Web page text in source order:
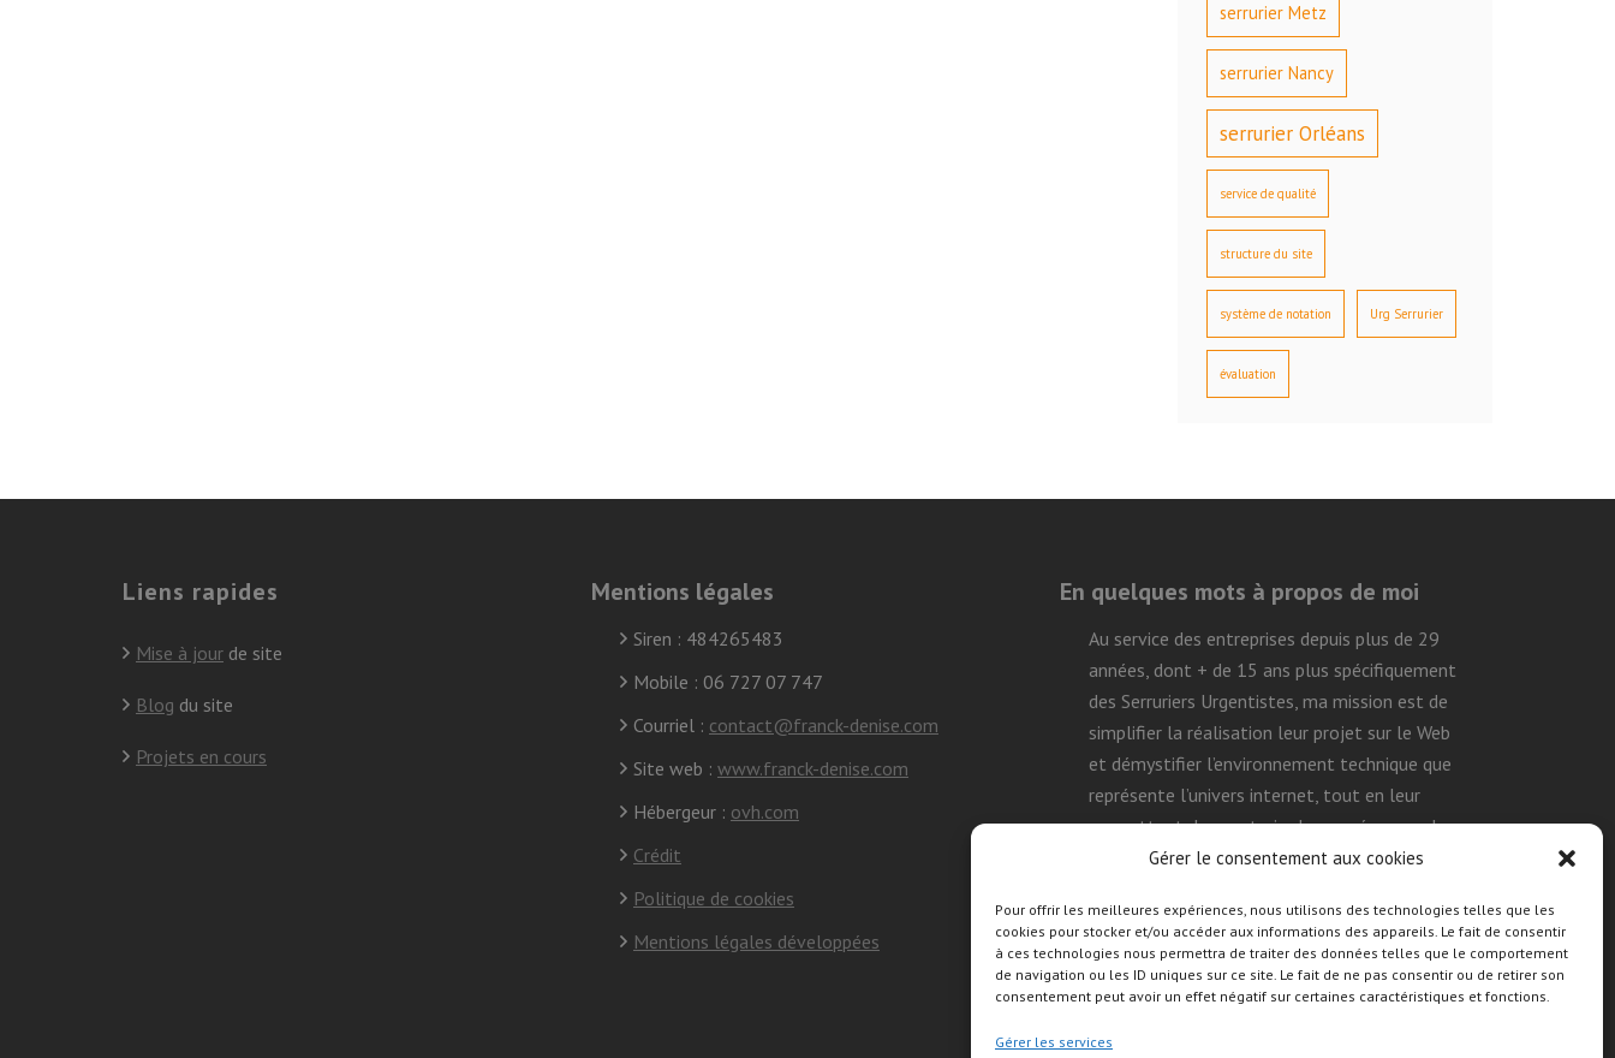
Gérer le consentement aux cookies
Pour offrir les meilleures expériences, nous utilisons des technologies telles que les
cookies pour stocker et/ou accéder aux informations des appareils. Le fait de consentir
à ces technologies nous permettra de traiter des données telles que le comportement
de navigation ou les ID uniques sur ce site. Le fait de ne pas consentir ou de retirer son
consentement peut avoir un effet négatif sur certaines caractéristiques et fonctions.
Gérer les services
serrurier Metz
serrurier Nancy
serrurier Orléans
service de qualité
structure du site
système de notation Urg Serrurier
évaluation
Liens rapides
Mise à jour de site
Blog du site
Projets en cours
Mentions légales
Siren : 484265483
Mobile : 06 727 07 747
Courriel : contact@franck-denise.com
Site web : www.franck-denise.com
Hébergeur : ovh.com
Crédit
Politique de cookies
Mentions légales développées
En quelques mots à propos de moi
Au service des entreprises depuis plus de 29
années, dont + de 15 ans plus spécifiquement
des Serruriers Urgentistes, ma mission est de
simplifier la réalisation leur projet sur le Web
et démystifier l’environnement technique que
représente l’univers internet, tout en leur
permettant de construire leurs présences de
façon efficace, durable et autonome.
Suivre mon activité sur les réseaux
sociaux